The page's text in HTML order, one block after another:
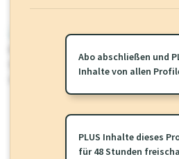
wirtschaft.at PLUS
Sie momentan nicht einsehen können.
oder loggen Sie sich ein um diese Inhalte
Abo abschließen und
Inhalte von allen
PLUS Inhalte dieses
für 48 Stunden